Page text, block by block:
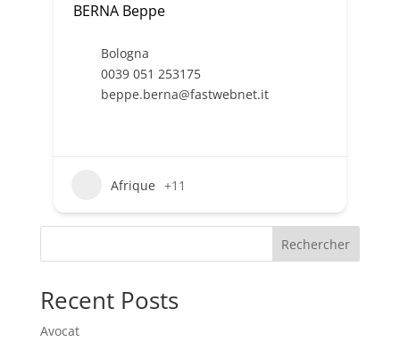
BERNA Beppe
Bologna
0039 051 253175
beppe.berna@fastwebnet.it
Afrique +11
Rechercher
Recent Posts
Avocat